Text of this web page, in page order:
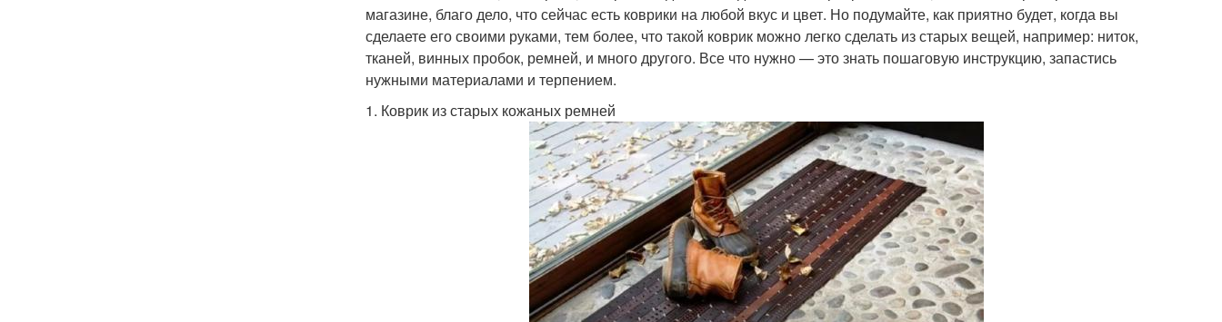
магазине, благо дело, что сейчас есть коврики на любой вкус и цвет. Но подумайте, как приятно будет, когда вы
сделаете его своими руками, тем более, что такой коврик можно легко сделать из старых вещей, например: ниток,
тканей, винных пробок, ремней, и много другого. Все что нужно — это знать пошаговую инструкцию, запастись
нужными материалами и терпением.
1. Коврик из старых кожаных ремней